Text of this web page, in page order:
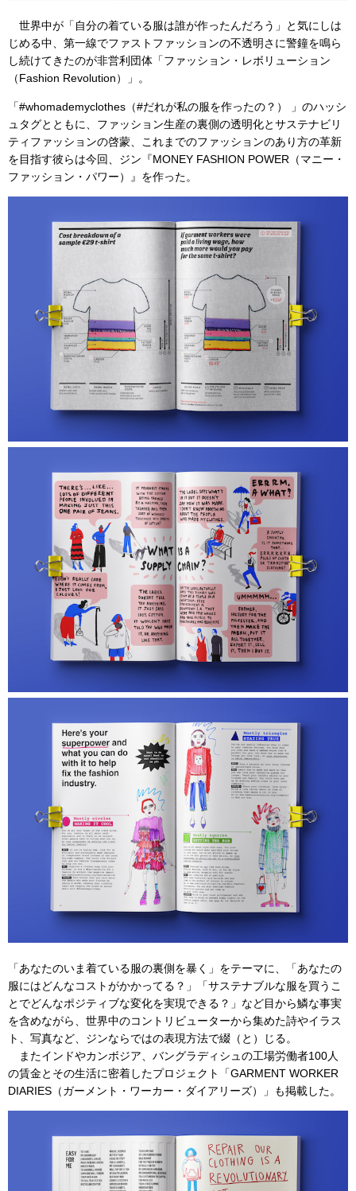
世界中が「自分の着ている服は誰が作ったんだろう」と気にしは
じめる中、第一線でファストファッションの不透明さに警鐘を鳴ら
し続けてきたのが非営利団体「ファッション・レボリューション
（Fashion Revolution）」。
「#whomademyclothes（#だれが私の服を作ったの？） 」のハッシ
ュタグとともに、ファッション生産の裏側の透明化とサステナビリ
ティファッションの啓蒙、これまでのファッションのあり方の革新
を目指す彼らは今回、ジン『MONEY FASHION POWER（マニー・
ファッション・パワー）』を作った。
「あなたのいま着ている服の裏側を暴く」をテーマに、「あなたの
服にはどんなコストがかかってる？」「サステナブルな服を買うこ
とでどんなポジティブな変化を実現できる？」など目から鱗な事実
を含めながら、世界中のコントリビューターから集めた詩やイラス
ト、写真など、ジンならではの表現方法で綴（と）じる。
またインドやカンボジア、バングラディシュの工場労働者100人
の賃金とその生活に密着したプロジェクト「GARMENT WORKER
DIARIES（ガーメント・ワーカー・ダイアリーズ）」も掲載した。